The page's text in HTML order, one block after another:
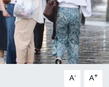
A- A+